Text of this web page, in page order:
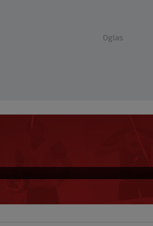
Oglas
Rudeša: ‘Pokazali